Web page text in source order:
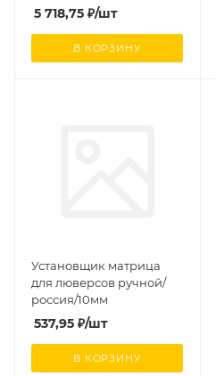
5 718,75 ₽/шт
В КОРЗИНУ
Установщик матрица
для люверсов ручной/
россия/10мм
537,95 ₽/шт
В КОРЗИНУ